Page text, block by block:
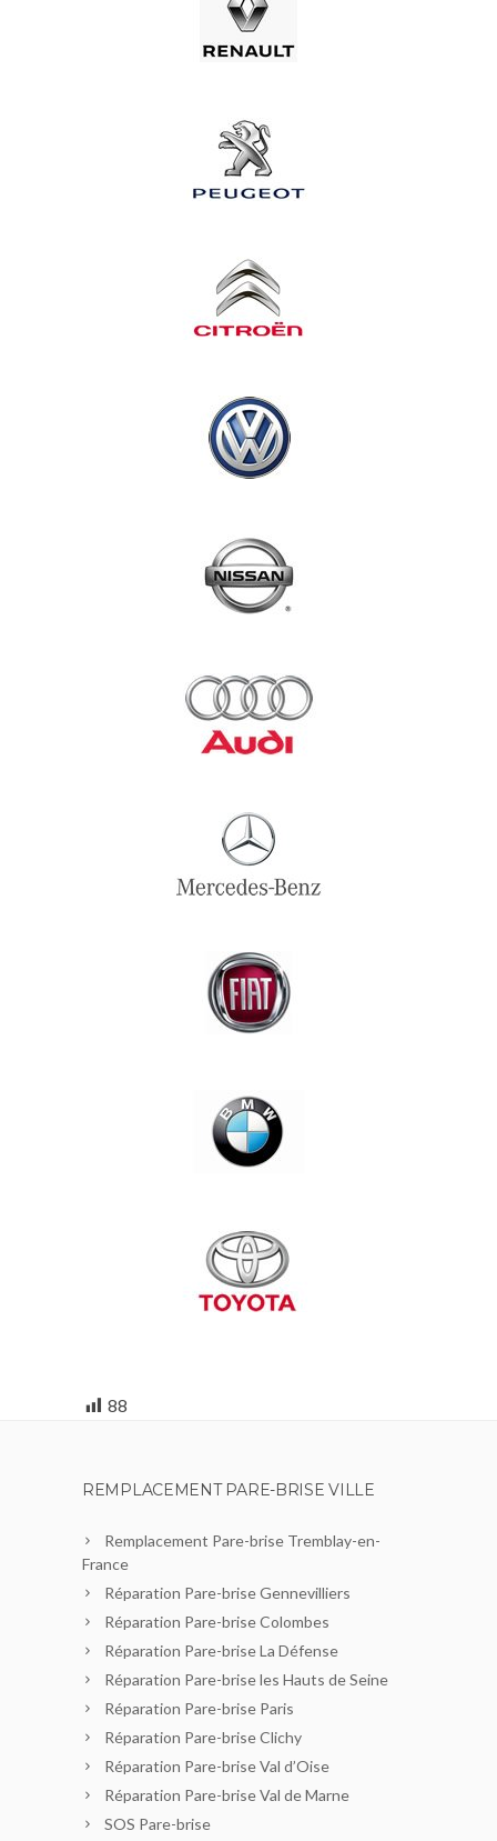
88
REMPLACEMENT PARE-BRISE VILLE
Remplacement Pare-brise Tremblay-en-
France
Réparation Pare-brise Gennevilliers
Réparation Pare-brise Colombes
Réparation Pare-brise La Défense
Réparation Pare-brise les Hauts de Seine
Réparation Pare-brise Paris
Réparation Pare-brise Clichy
Réparation Pare-brise Val d’Oise
Réparation Pare-brise Val de Marne
SOS Pare-brise